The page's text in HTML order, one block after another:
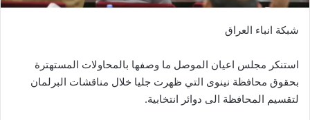
شبكة انباء العراق
استنكر مجلس اعيان الموصل ما وصفها بالمحاولات المستهترة
بحقوق محافظة نينوى التي ظهرت جليا خلال مناقشات البرلمان
لتقسيم المحافظة الى دوائر انتخابية.